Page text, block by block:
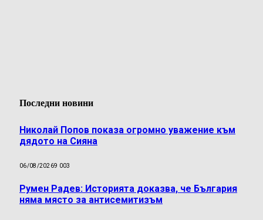
Последни новини
Николай Попов показа огромно уважение към
дядото на Сияна
06/08/20269 003
Румен Радев: Историята доказва, че България
няма място за антисемитизъм